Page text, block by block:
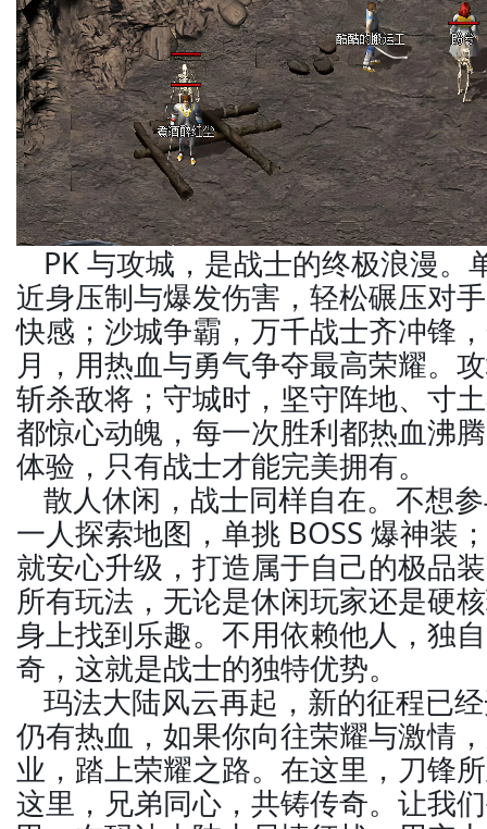
PK 与攻城，是战士的终极浪漫。
近身压制与爆发伤害，轻松碾压对
快感；沙城争霸，万千战士齐冲锋
月，用热血与勇气争夺最高荣耀。
斩杀敌将；守城时，坚守阵地、寸
都惊心动魄，每一次胜利都热血沸
体验，只有战士才能完美拥有。
散人休闲，战士同样自在。不想
一人探索地图，单挑 BOSS 爆神装
就安心升级，打造属于自己的极品
所有玩法，无论是休闲玩家还是硬
身上找到乐趣。不用依赖他人，独
奇，这就是战士的独特优势。
玛法大陆风云再起，新的征程已
仍有热血，如果你向往荣耀与激情
业，踏上荣耀之路。在这里，刀锋
这里，兄弟同心，共铸传奇。让我